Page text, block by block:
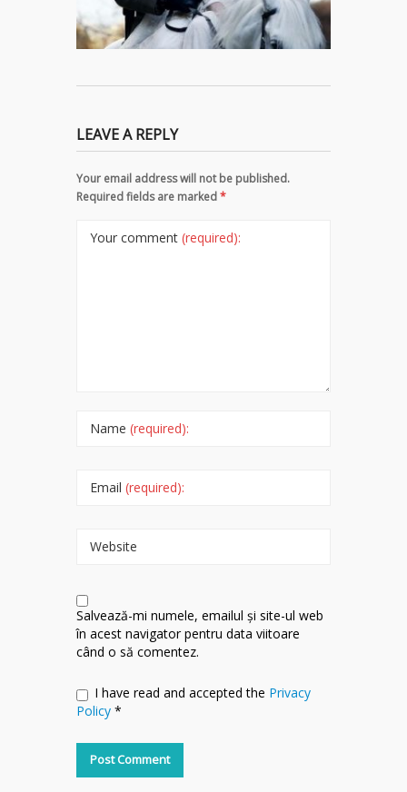
LEAVE A REPLY
Your email address will not be published.
Required fields are marked*
Your comment (required):
Name (required):
Email (required):
Website
Salvează-mi numele, emailul și site-ul web
în acest navigator pentru data viitoare
când o să comentez.
I have read and accepted the Privacy
Policy *